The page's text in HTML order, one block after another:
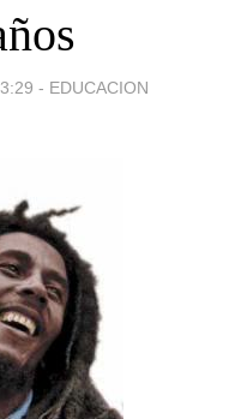
- EDUCACION